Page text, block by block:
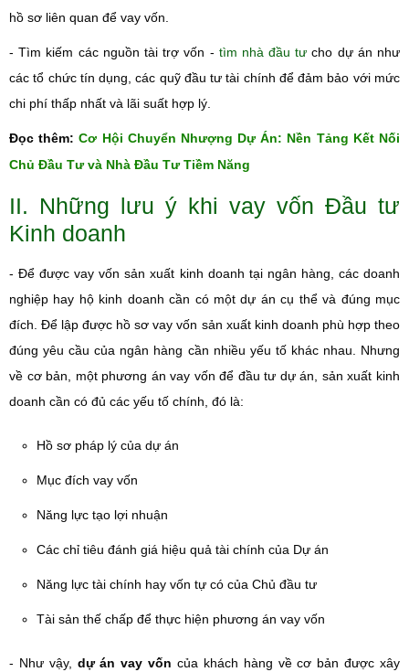
hồ sơ liên quan để vay vốn.
- Tìm kiếm các nguồn tài trợ vốn - tìm nhà đầu tư cho dự án như
các tổ chức tín dụng, các quỹ đầu tư tài chính để đảm bảo với mức
chi phí thấp nhất và lãi suất hợp lý.
Đọc thêm:Cơ Hội Chuyển Nhượng Dự Án: Nền Tảng Kết Nối
Chủ Đầu Tư và Nhà Đầu Tư Tiềm Năng
II. Những lưu ý khi vay vốn Đầu tư
Kinh doanh
- Để được vay vốn sản xuất kinh doanh tại ngân hàng, các doanh
nghiệp hay hộ kinh doanh cần có một dự án cụ thể và đúng mục
đích. Để lập được hồ sơ vay vốn sản xuất kinh doanh phù hợp theo
đúng yêu cầu của ngân hàng cần nhiều yếu tố khác nhau. Nhưng
về cơ bản, một phương án vay vốn để đầu tư dự án, sản xuất kinh
doanh cần có đủ các yếu tố chính, đó là:
Hồ sơ pháp lý của dự án
Mục đích vay vốn
Năng lực tạo lợi nhuận
Các chỉ tiêu đánh giá hiệu quả tài chính của Dự án
Năng lực tài chính hay vốn tự có của Chủ đầu tư
Tài sản thế chấp để thực hiện phương án vay vốn
- Như vậy, dự án vay vốn của khách hàng về cơ bản được xây